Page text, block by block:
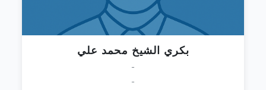
بكري الشيخ محمد علي
-
-